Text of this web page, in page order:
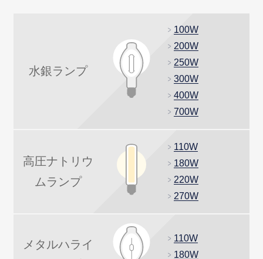
水銀ランプ
100W
200W
250W
300W
400W
700W
高圧ナトリウ
ムランプ
110W
180W
220W
270W
メタルハライ
110W
180W